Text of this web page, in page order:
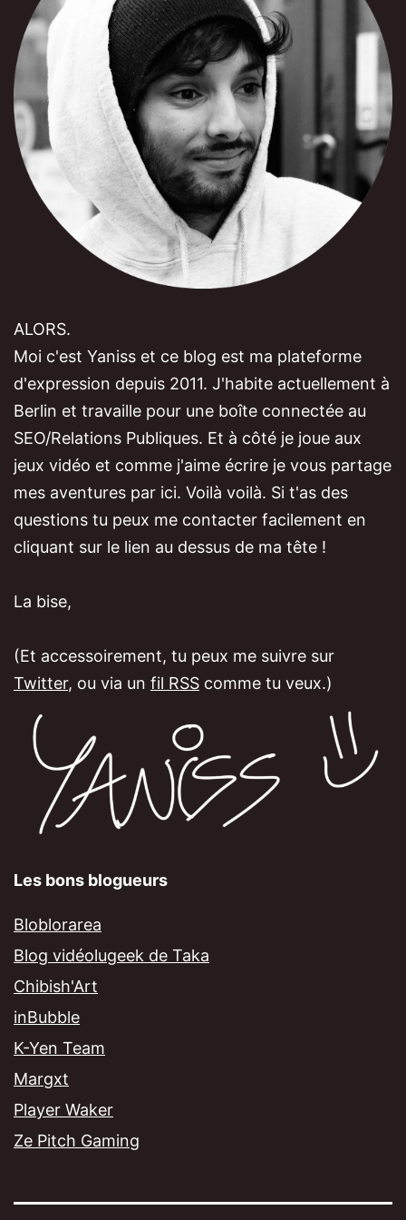
ALORS.
Moi c'est Yaniss et ce blog est ma plateforme
d'expression depuis 2011. J'habite actuellement à
Berlin et travaille pour une boîte connectée au
SEO/Relations Publiques. Et à côté je joue aux
jeux vidéo et comme j'aime écrire je vous partage
mes aventures par ici. Voilà voilà. Si t'as des
questions tu peux me contacter facilement en
cliquant sur le lien au dessus de ma tête !
La bise,
(Et accessoirement, tu peux me suivre sur
Twitter, ou via un fil RSS comme tu veux.)
Les bons blogueurs
Bloblorarea
Blog vidéolugeek de Taka
Chibish'Art
inBubble
K-Yen Team
Margxt
Player Waker
Ze Pitch Gaming